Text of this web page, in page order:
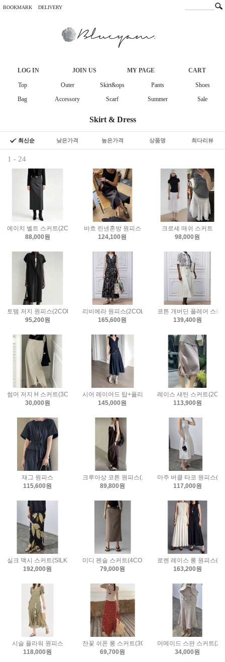
BOOKMARK DELIVERY
LOG IN JOIN US MY PAGE CART
Top Outer Skirt&ops Pants
Shoes
Bag
Accessory Scarf Summer Sale
Skirt & Dress
최신순 낮은가격 높은가격 상품명 최다리뷰
1 - 24
에이치 벨트 스커트(2COLOR)
88,000원
바흐 린넨혼방 원피스
124,100원
크로셰 매쉬 스커트
98,000원
토템 저지 원피스(2COLOR)
95,200원
리비에라 원피스(2COLOR)
165,600원
코튼 개버딘 플레어 스커
139,400원
썸머 저지 H 스커트(3COLOR)
30,000원
시어 레이어드 탑+플리츠 스커트 세트(2COLOR)
145,000원
레이스 새틴 스커트
113,900원
재그 원피스
115,600원
크루아상 코튼 원피스(가방세트)(2COLOR)
89,800원
마주 버클 타코 원피스
117,000원
실크 맥시 스커트(SILK100%)
192,000원
미디 펜슬 스커트(4COLOR)
79,000원
로렌 레이스 롱 원피스
163,200원
시슬 플라워 원피스
118,000원
잔꽃 쉬폰 롱 스커트(3COLOR)
69,700원
머메이드 스판 스커트
34,000원